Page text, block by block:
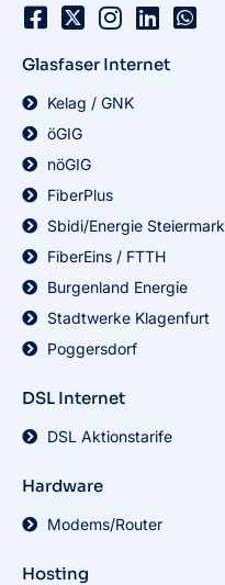
Glasfaser Internet
Kelag / GNK
öGIG
nöGIG
FiberPlus
Sbidi/Energie Steiermark
FiberEins / FTTH
Burgenland Energie
Stadtwerke Klagenfurt
Poggersdorf
DSL Internet
DSL Aktionstarife
Hardware
Modems/Router
Hosting